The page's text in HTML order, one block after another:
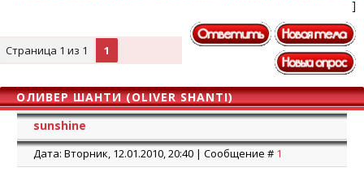
]
Страница 1 из 1 1
ОЛИВЕР ШАНТИ (OLIVER SHANTI)
sunshine
Дата: Вторник, 12.01.2010, 20:40 | Сообщение # 1